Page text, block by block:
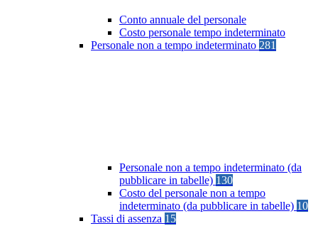
Conto annuale del personale
Costo personale tempo indeterminato
Personale non a tempo indeterminato 281
Personale non a tempo indeterminato (da
pubblicare in tabelle) 130
Costo del personale non a tempo
indeterminato (da pubblicare in tabelle) 10
Tassi di assenza 15